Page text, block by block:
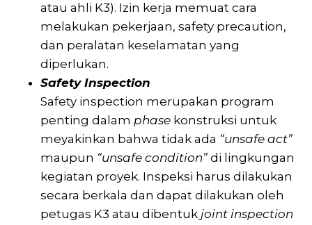
atau ahli K3). Izin kerja memuat cara
melakukan pekerjaan, safety precaution,
dan peralatan keselamatan yang
diperlukan.
Safety Inspection
Safety inspection merupakan program
penting dalam phase konstruksi untuk
meyakinkan bahwa tidak ada “unsafe act”
maupun “unsafe condition” di lingkungan
kegiatan proyek. Inspeksi harus dilakukan
secara berkala dan dapat dilakukan oleh
petugas K3 atau dibentuk joint inspection